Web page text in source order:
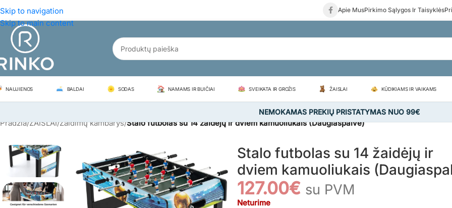
Skip to navigation
Skip to main content
Apie MusPirkimo Sąlygos Ir Taisyklės
NAUJIENOS BALDAI SODAS NAMAMS IR BUIČIAI SVEIKATA IR GROŽIS ŽAISLAI KŪDIKIAMS IR VAIKAMS
NEMOKAMAS PREKIŲ PRISTATYMAS NUO 99€
Pradžia/ŽAISLAI/Žaidimų kambarys/Stalo futbolas su 14 žaidėjų ir dviem kamuoliukais (Daugiaspalvė)
Stalo futbolas su 14 žaidėjų ir
dviem kamuoliukais
127.00€ su PVM
Neturime